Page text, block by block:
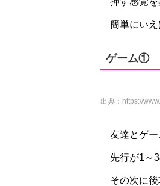
簡単にい
ゲーム①
出典： https://
友達とゲ
先行が1～
その次に